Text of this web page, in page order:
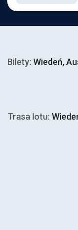
Bilety: Wiedeń,
Trasa lotu: